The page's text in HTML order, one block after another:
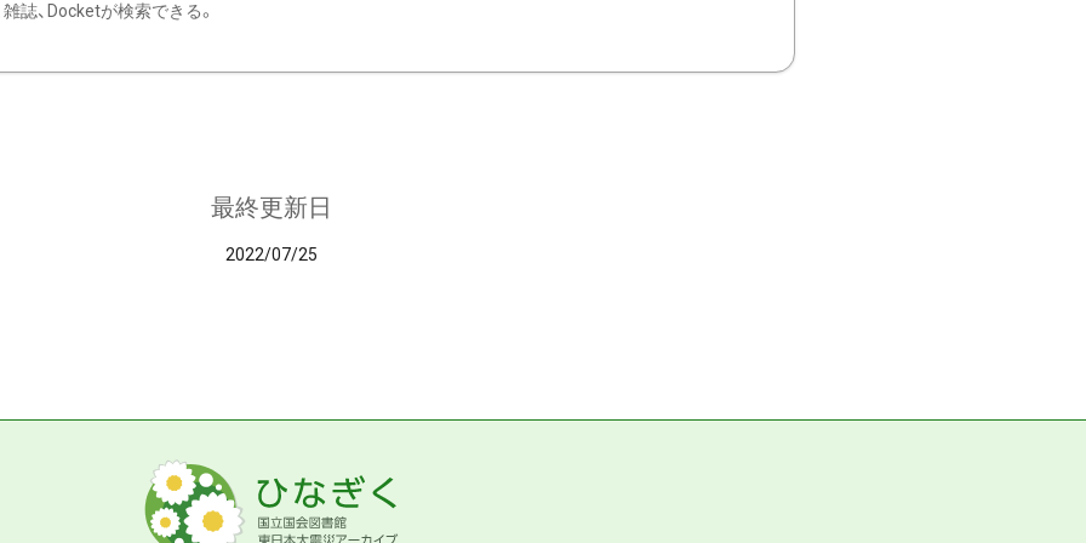
雑誌、Docketが検索できる。
最終更新日
2022/07/25